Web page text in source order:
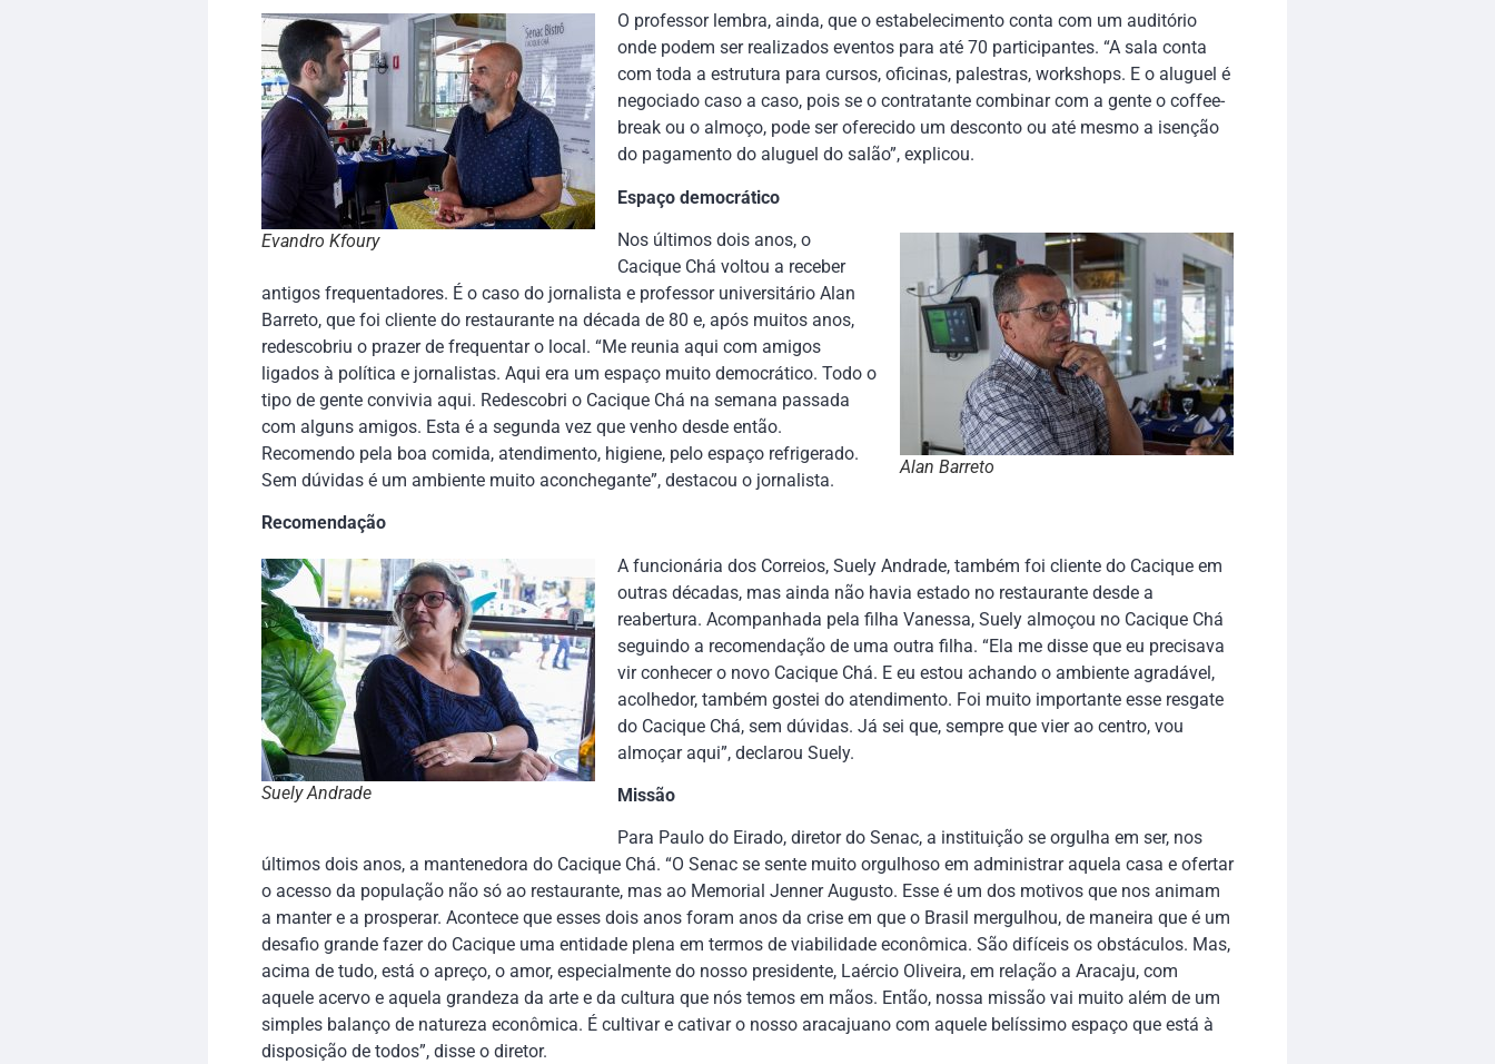
Evandro Kfoury
O professor lembra, ainda, que o estabelecimento conta com um auditório
onde podem ser realizados eventos para até 70 participantes. “A sala conta
com toda a estrutura para cursos, oficinas, palestras, workshops. E o aluguel é
negociado caso a caso, pois se o contratante combinar com a gente o coffee-
break ou o almoço, pode ser oferecido um desconto ou até mesmo a isenção
do pagamento do aluguel do salão”, explicou.
Espaço democrático
Alan Barreto
Nos últimos dois anos, o
Cacique Chá voltou a receber
antigos frequentadores. É o caso do jornalista e professor universitário Alan
Barreto, que foi cliente do restaurante na década de 80 e, após muitos anos,
redescobriu o prazer de frequentar o local. “Me reunia aqui com amigos
ligados à política e jornalistas. Aqui era um espaço muito democrático. Todo o
tipo de gente convivia aqui. Redescobri o Cacique Chá na semana passada
com alguns amigos. Esta é a segunda vez que venho desde então.
Recomendo pela boa comida, atendimento, higiene, pelo espaço refrigerado.
Sem dúvidas é um ambiente muito aconchegante”, destacou o jornalista.
Recomendação
Suely Andrade
A funcionária dos Correios, Suely Andrade, também foi cliente do Cacique em
outras décadas, mas ainda não havia estado no restaurante desde a
reabertura. Acompanhada pela filha Vanessa, Suely almoçou no Cacique Chá
seguindo a recomendação de uma outra filha. “Ela me disse que eu precisava
vir conhecer o novo Cacique Chá. E eu estou achando o ambiente agradável,
acolhedor, também gostei do atendimento. Foi muito importante esse resgate
do Cacique Chá, sem dúvidas. Já sei que, sempre que vier ao centro, vou
almoçar aqui”, declarou Suely.
Missão
Para Paulo do Eirado, diretor do Senac, a instituição se orgulha em ser, nos
últimos dois anos, a mantenedora do Cacique Chá. “O Senac se sente muito orgulhoso em administrar aquela casa e ofertar
o acesso da população não só ao restaurante, mas ao Memorial Jenner Augusto. Esse é um dos motivos que nos animam
a manter e a prosperar. Acontece que esses dois anos foram anos da crise em que o Brasil mergulhou, de maneira que é um
desafio grande fazer do Cacique uma entidade plena em termos de viabilidade econômica. São difíceis os obstáculos. Mas,
acima de tudo, está o apreço, o amor, especialmente do nosso presidente, Laércio Oliveira, em relação a Aracaju, com
aquele acervo e aquela grandeza da arte e da cultura que nós temos em mãos. Então, nossa missão vai muito além de um
simples balanço de natureza econômica. É cultivar e cativar o nosso aracajuano com aquele belíssimo espaço que está à
disposição de todos”, disse o diretor.